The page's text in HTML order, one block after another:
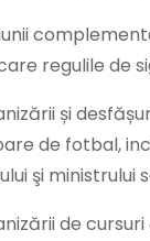
regulile de
și
de fotbal,
şi ministrului
de